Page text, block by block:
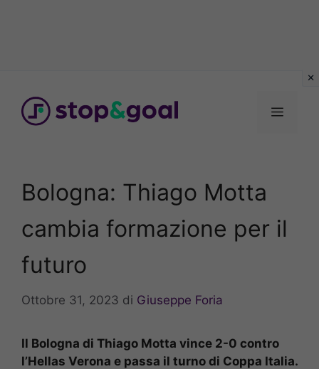
contenuto
Menu
Bologna: Thiago Motta
cambia formazione per il
futuro
Ottobre 31, 2023 di Giuseppe Foria
Il Bologna di Thiago Motta vince 2-0 contro
l’Hellas Verona e passa il turno di Coppa Italia.